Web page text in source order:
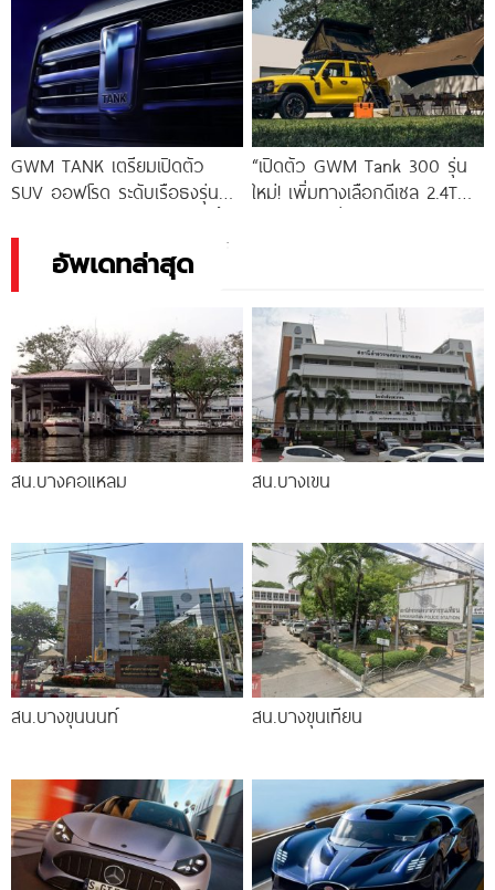
GWM TANK เตรียมเปิดตัว
SUV ออฟโรด ระดับเรือธงรุ่น
“เปิดตัว GWM Tank 300 รุ่น
ใหม่! เพิ่มทางเลือกดีเซล 2.4T
อัพเดทล่าสุด
สน.บางคอแหลม สน.บางเขน
สน.บางขุนนนท์ สน.บางขุนเทียน